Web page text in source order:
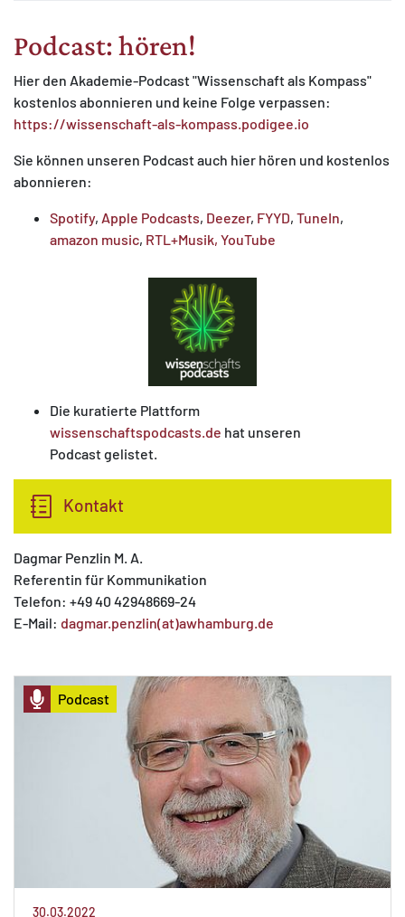
Podcast: hören!
Hier den Akademie-Podcast "Wissenschaft als Kompass"
kostenlos abonnieren und keine Folge verpassen:
https://wissenschaft-als-kompass.podigee.io
Sie können unseren Podcast auch hier hören und kostenlos
abonnieren:
Spotify, Apple Podcasts, Deezer, FYYD, ​​​​​​ TuneIn,
amazon music, RTL+Musik, YouTube
Die kuratierte Plattform
wissenschaftspodcasts.de hat unseren
Podcast gelistet.
Kontakt
Dagmar Penzlin M. A.
Referentin für Kommunikation
Telefon: +49 40 42948669-24
E-Mail: dagmar.penzlin(at)awhamburg.de
Podcast
30.03.2022